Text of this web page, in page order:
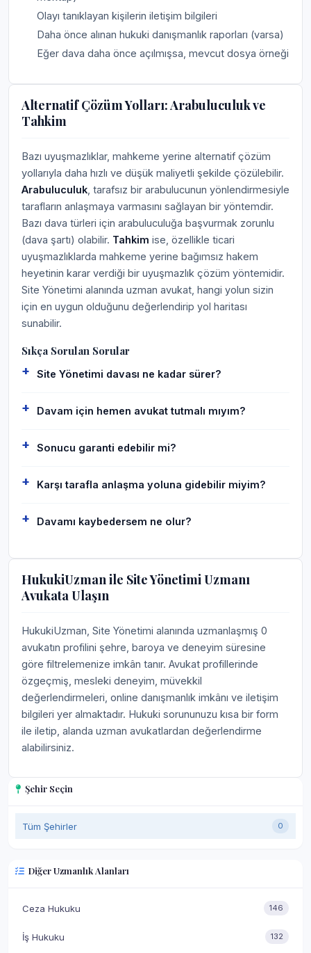
Şehir Seçin
Tüm Şehirler 0
Diğer Uzmanlık Alanları
Ceza Hukuku 146
İş Hukuku 132
Olayı tanıklayan kişilerin iletişim bilgileri
Daha önce alınan hukuki danışmanlık raporları (varsa)
Eğer dava daha önce açılmışsa, mevcut dosya örneği
Alternatif Çözüm Yolları: Arabuluculuk ve
Tahkim
Bazı uyuşmazlıklar, mahkeme yerine alternatif çözüm
yollarıyla daha hızlı ve düşük maliyetli şekilde çözülebilir.
Arabuluculuk , tarafsız bir arabulucunun yönlendirmesiyle
tarafların anlaşmaya varmasını sağlayan bir yöntemdir.
Bazı dava türleri için arabuluculuğa başvurmak zorunlu
(dava şartı) olabilir. Tahkim ise, özellikle ticari
uyuşmazlıklarda mahkeme yerine bağımsız hakem
heyetinin karar verdiği bir uyuşmazlık çözüm yöntemidir.
Site Yönetimi alanında uzman avukat, hangi yolun sizin
için en uygun olduğunu değerlendirip yol haritası
sunabilir.
Sıkça Sorulan Sorular
Site Yönetimi davası ne kadar sürer?
Davam için hemen avukat tutmalı mıyım?
Sonucu garanti edebilir mi?
Karşı tarafla anlaşma yoluna gidebilir miyim?
Davamı kaybedersem ne olur?
HukukiUzman ile Site Yönetimi Uzmanı
Avukata Ulaşın
HukukiUzman, Site Yönetimi alanında uzmanlaşmış 0
avukatın profilini şehre, baroya ve deneyim süresine
göre filtrelemenize imkân tanır. Avukat profillerinde
özgeçmiş, mesleki deneyim, müvekkil
değerlendirmeleri, online danışmanlık imkânı ve iletişim
bilgileri yer almaktadır. Hukuki sorununuzu kısa bir form
ile iletip, alanda uzman avukatlardan değerlendirme
alabilirsiniz.